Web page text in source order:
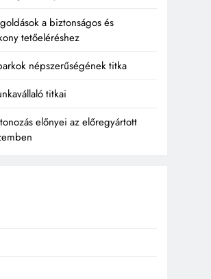
a biztonságos és
tetőeléréshez
népszerűségének titka
titkai
előnyei az előregyártott